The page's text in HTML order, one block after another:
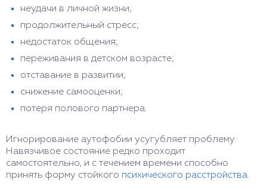
неудачи в личной жизни;
продолжительный стресс;
недостаток общения;
переживания в детском возрасте;
отставание в развитии;
снижение самооценки;
потеря полового партнера.
Игнорирование аутофобии усугубляет проблему.
Навязчивое состояние редко проходит
самостоятельно, и с течением времени способно
принять форму стойкого психического расстройства.